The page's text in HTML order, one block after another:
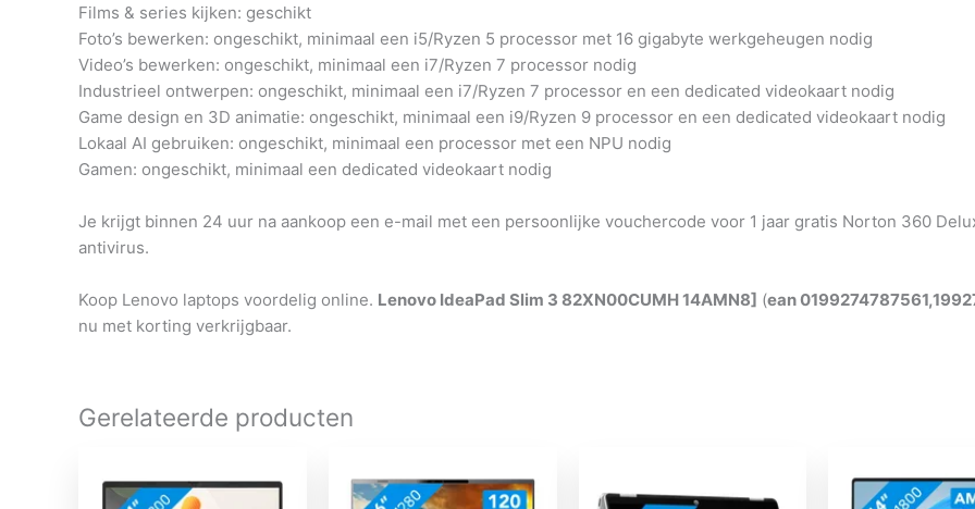
Films & series kijken: geschikt
Foto’s bewerken: ongeschikt, minimaal een i5/Ryzen 5 processor met 16 gigabyte werkgeheugen nodig
Video’s bewerken: ongeschikt, minimaal een i7/Ryzen 7 processor nodig
Industrieel ontwerpen: ongeschikt, minimaal een i7/Ryzen 7 processor en een dedicated videokaart nodig
Game design en 3D animatie: ongeschikt, minimaal een i9/Ryzen 9 processor en een dedicated videokaart nodig
Lokaal AI gebruiken: ongeschikt, minimaal een processor met een NPU nodig
Gamen: ongeschikt, minimaal een dedicated videokaart nodig
Je krijgt binnen 24 uur na aankoop een e-mail met een persoonlijke vouchercode voor 1 jaar gratis Norton 360
antivirus.
Koop Lenovo laptops voordelig online. Lenovo IdeaPad Slim 3 82XN00CUMH 14AMN8] (ean
nu met korting verkrijgbaar.
Gerelateerde producten